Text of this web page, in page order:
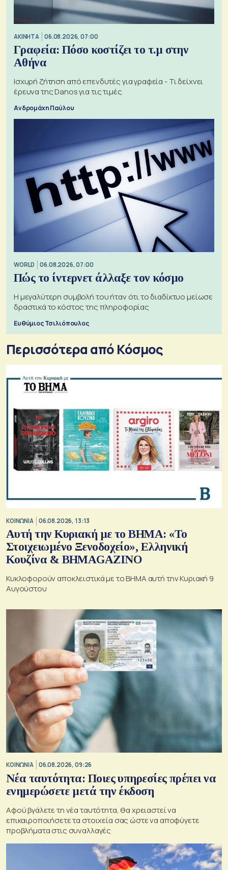
ΑΚΙΝΗΤΑ 06.08.2026, 07:00
Γραφεία: Πόσο κοστίζει το τ.μ στην
Αθήνα
Ισχυρή ζήτηση από επενδυτές για γραφεία - Τι δείχνει
έρευνα της Danos για τις τιμές
Ανδρομάχη Παύλου
WORLD 06.08.2026, 07:00
Πώς το ίντερνετ άλλαξε τον κόσμο
Η μεγαλύτερη συμβολή του ήταν ότι το διαδίκτυο μείωσε
δραστικά το κόστος της πληροφορίας
Ευθύμιος Τσιλιόπουλος
Περισσότερα από Κόσμος
ΚΟΙΝΩΝΙΑ 06.08.2026, 13:13
Αυτή την Κυριακή με το ΒΗΜΑ: «Το
Στοιχειωμένο Ξενοδοχείο», Ελληνική
Κουζίνα & ΒΗΜΑGAZINO
Κυκλοφορούν αποκλειστικά με το ΒΗΜΑ αυτή την Κυριακή 9
Αυγούστου
ΚΟΙΝΩΝΙΑ 06.08.2026, 09:26
Νέα ταυτότητα: Ποιες υπηρεσίες πρέπει να
ενημερώσετε μετά την έκδοση
Αφού βγάλετε τη νέα ταυτότητα, θα χρειαστεί να
επικαιροποιήσετε τα στοιχεία σας ώστε να αποφύγετε
προβλήματα στις συναλλαγές